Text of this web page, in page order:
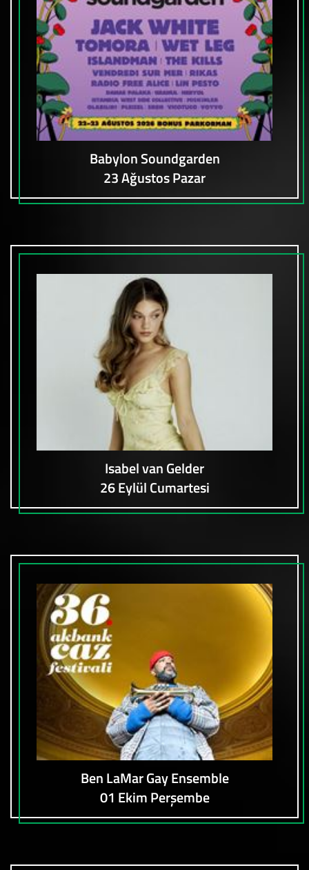
Babylon Soundgarden
23 Ağustos Pazar
Isabel van Gelder
26 Eylül Cumartesi
Ben LaMar Gay Ensemble
01 Ekim Perşembe